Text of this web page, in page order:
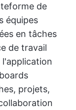
de
équipes
en tâches
de travail
l'application
projets,